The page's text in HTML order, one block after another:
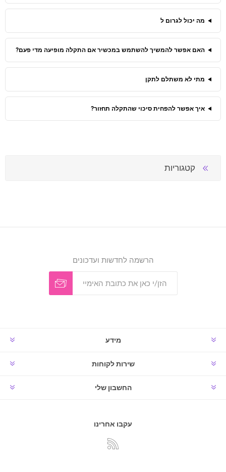
מה יכול לגרום ל
האם אפשר להמשיך להשתמש במכשיר אם התקלה מופיעה מדי פעם?
מתי לא משתלם לתקן
איך אפשר להפחית סיכוי שהתקלה תחזור?
קטגוריות
הרשמה לחדשות ועדכונים
מידע
שירות לקוחות
החשבון שלי
עקבו אחרינו